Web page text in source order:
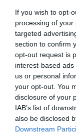
If you wish to opt-
processing of
targeted
section to confirm
opt-out request is
interest-based
us or personal
your opt-out. You
disclosure of your
IAB’s list of
also be disclosed
Downstream
válhat,
A palota
hogy a döntés
majd állandó
eddiginél